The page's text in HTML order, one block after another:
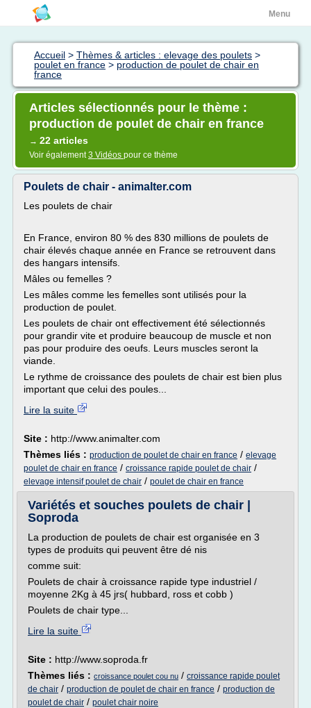
Menu
Accueil > Thèmes & articles : elevage des poulets >
poulet en france > production de poulet de chair en
france
Articles sélectionnés pour le thème :
production de poulet de chair en france
→ 22 articles
Voir également3 Vidéos pour ce thème
Poulets de chair - animalter.com
Les poulets de chair
En France, environ 80 % des 830 millions de poulets de
chair élevés chaque année en France se retrouvent dans
des hangars intensifs.
Mâles ou femelles ?
Les mâles comme les femelles sont utilisés pour la
production de poulet.
Les poulets de chair ont effectivement été sélectionnés
pour grandir vite et produire beaucoup de muscle et non
pas pour produire des oeufs. Leurs muscles seront la
viande.
Le rythme de croissance des poulets de chair est bien plus
important que celui des poules...
Lire la suite
Site : http://www.animalter.com
Thèmes liés : production de poulet de chair en france / elevage
poulet de chair en france / croissance rapide poulet de chair /
elevage intensif poulet de chair / poulet de chair en france
Variétés et souches poulets de chair |
Soproda
La production de poulets de chair est organisée en 3
types de produits qui peuvent être dé nis
comme suit:
Poulets de chair à croissance rapide type industriel /
moyenne 2Kg à 45 jrs( hubbard, ross et cobb )
Poulets de chair type...
Lire la suite
Site : http://www.soproda.fr
Thèmes liés : croissance poulet cou nu / croissance rapide poulet
de chair / production de poulet de chair en france / production de
poulet de chair / poulet chair noire